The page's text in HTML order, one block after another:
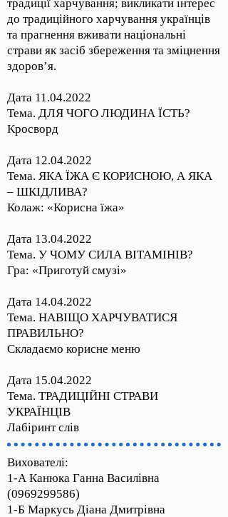
традиції харчування; викликати інтерес
до традиційного харчування українців
та прагнення вживати національні
страви як засіб збереження та зміцнення
здоров’я.
Дата 11.04.2022
Тема. ДЛЯ ЧОГО ЛЮДИНА ЇСТЬ?
Кросворд
Дата 12.04.2022
Тема. ЯКА ЇЖА Є КОРИСНОЮ, А ЯКА
– ШКІДЛИВА?
Колаж: «Корисна їжа»
Дата 13.04.2022
Тема. У ЧОМУ СИЛА ВІТАМІНІВ?
Гра: «Приготуй смузі»
Дата 14.04.2022
Тема. НАВІЩО ХАРЧУВАТИСЯ
ПРАВИЛЬНО?
Складаємо корисне меню
Дата 15.04.2022
Тема. ТРАДИЦІЙНІ СТРАВИ
УКРАЇНЦІВ
Лабіринт слів
Вихователі:
1-А Канюка Ганна Василівна
(0969299586)
1-Б Маркусь Діана Дмитрівна